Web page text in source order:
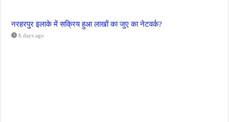
नरहरपुर इलाके में सक्रिय हुआ लाखों का जुए का नेटवर्क?
6 days ago